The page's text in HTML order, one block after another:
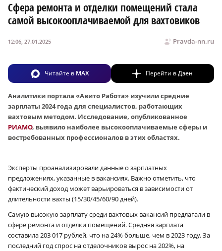
Сфера ремонта и отделки помещений стала
самой высокооплачиваемой для вахтовиков
Pravda-nn.ru
12:06, 27.01.2025
Читайте в MAX Перейти вДзен
Аналитики портала «Авито Работа» изучили средние
зарплаты 2024 года для специалистов, работающих
вахтовым методом. Исследование, опубликованное
РИАМО, выявило наиболее высокооплачиваемые сферы и
востребованных профессионалов в этих областях.
Эксперты проанализировали данные о зарплатных
предложениях, указанные в вакансиях. Важно отметить, что
фактический доход может варьироваться в зависимости от
длительности вахты (15/30/45/60/90 дней).
Самую высокую зарплату среди вахтовых вакансий предлагали в
сфере ремонта и отделки помещений. Средняя зарплата
составила 203 017 рублей, что на 24% больше, чем в 2023 году. За
последний год спрос на отделочников вырос на 202%, на